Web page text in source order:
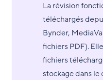
La révision
téléchargés
Bynder,
fichiers PDF).
fichiers
stockage dans